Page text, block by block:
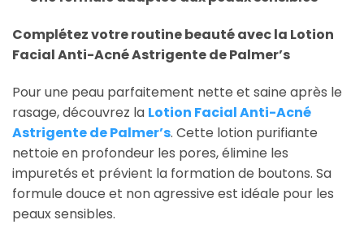
Complétez votre routine beauté avec la Lotion
Facial Anti-Acné Astrigente de Palmer’s
Pour une peau parfaitement nette et saine après le
rasage, découvrez la Lotion Facial Anti-Acné
Astrigente de Palmer’s. Cette lotion purifiante
nettoie en profondeur les pores, élimine les
impuretés et prévient la formation de boutons. Sa
formule douce et non agressive est idéale pour les
peaux sensibles.